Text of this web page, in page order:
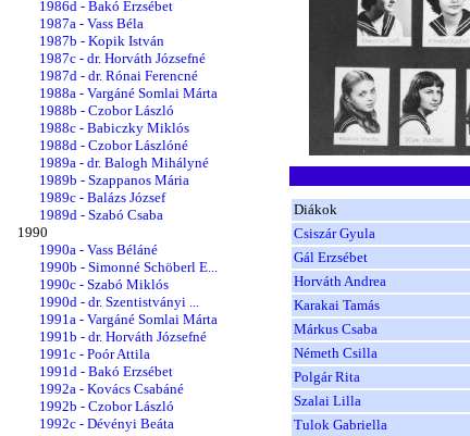
1986d - Bakó Erzsébet
1987a - Vass Béla
1987b - Kopik István
1987c - dr. Horváth Józsefné
1987d - dr. Rónai Ferencné
1988a - Vargáné Somlai Márta
1988b - Czobor László
1988c - Babiczky Miklós
1988d - Czobor Lászlóné
1989a - dr. Balogh Mihályné
1989b - Szappanos Mária
1989c - Balázs József
1989d - Szabó Csaba
1990
1990a - Vass Béláné
1990b - Simonné Schöberl E...
1990c - Szabó Miklós
1990d - dr. Szentistványi ...
1991a - Vargáné Somlai Márta
1991b - dr. Horváth Józsefné
1991c - Poór Attila
1991d - Bakó Erzsébet
1992a - Kovács Csabáné
1992b - Czobor László
1992c - Dévényi Beáta
Diákok
Csiszár Gyula
Gál Erzsébet
Horváth Andrea
Karakai Tamás
Márkus Csaba
Németh Csilla
Polgár Rita
Szalai Lilla
Tulok Gabriella